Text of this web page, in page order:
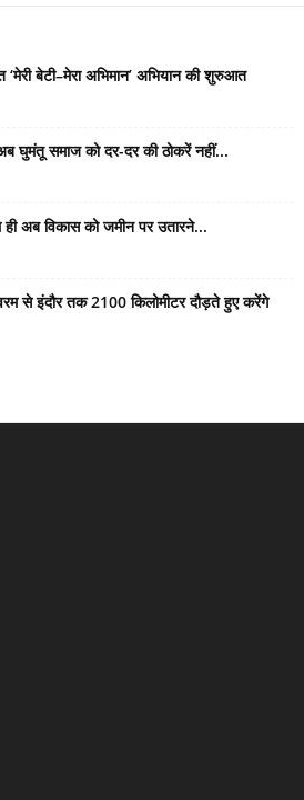
बेटी–मेरा अभिमान’ अभियान की शुरुआत
घुमंतू समाज को दर-दर की ठोकरें नहीं...
अब विकास को जमीन पर उतारने...
से इंदौर तक 2100 किलोमीटर दौड़ते हुए करेंगे